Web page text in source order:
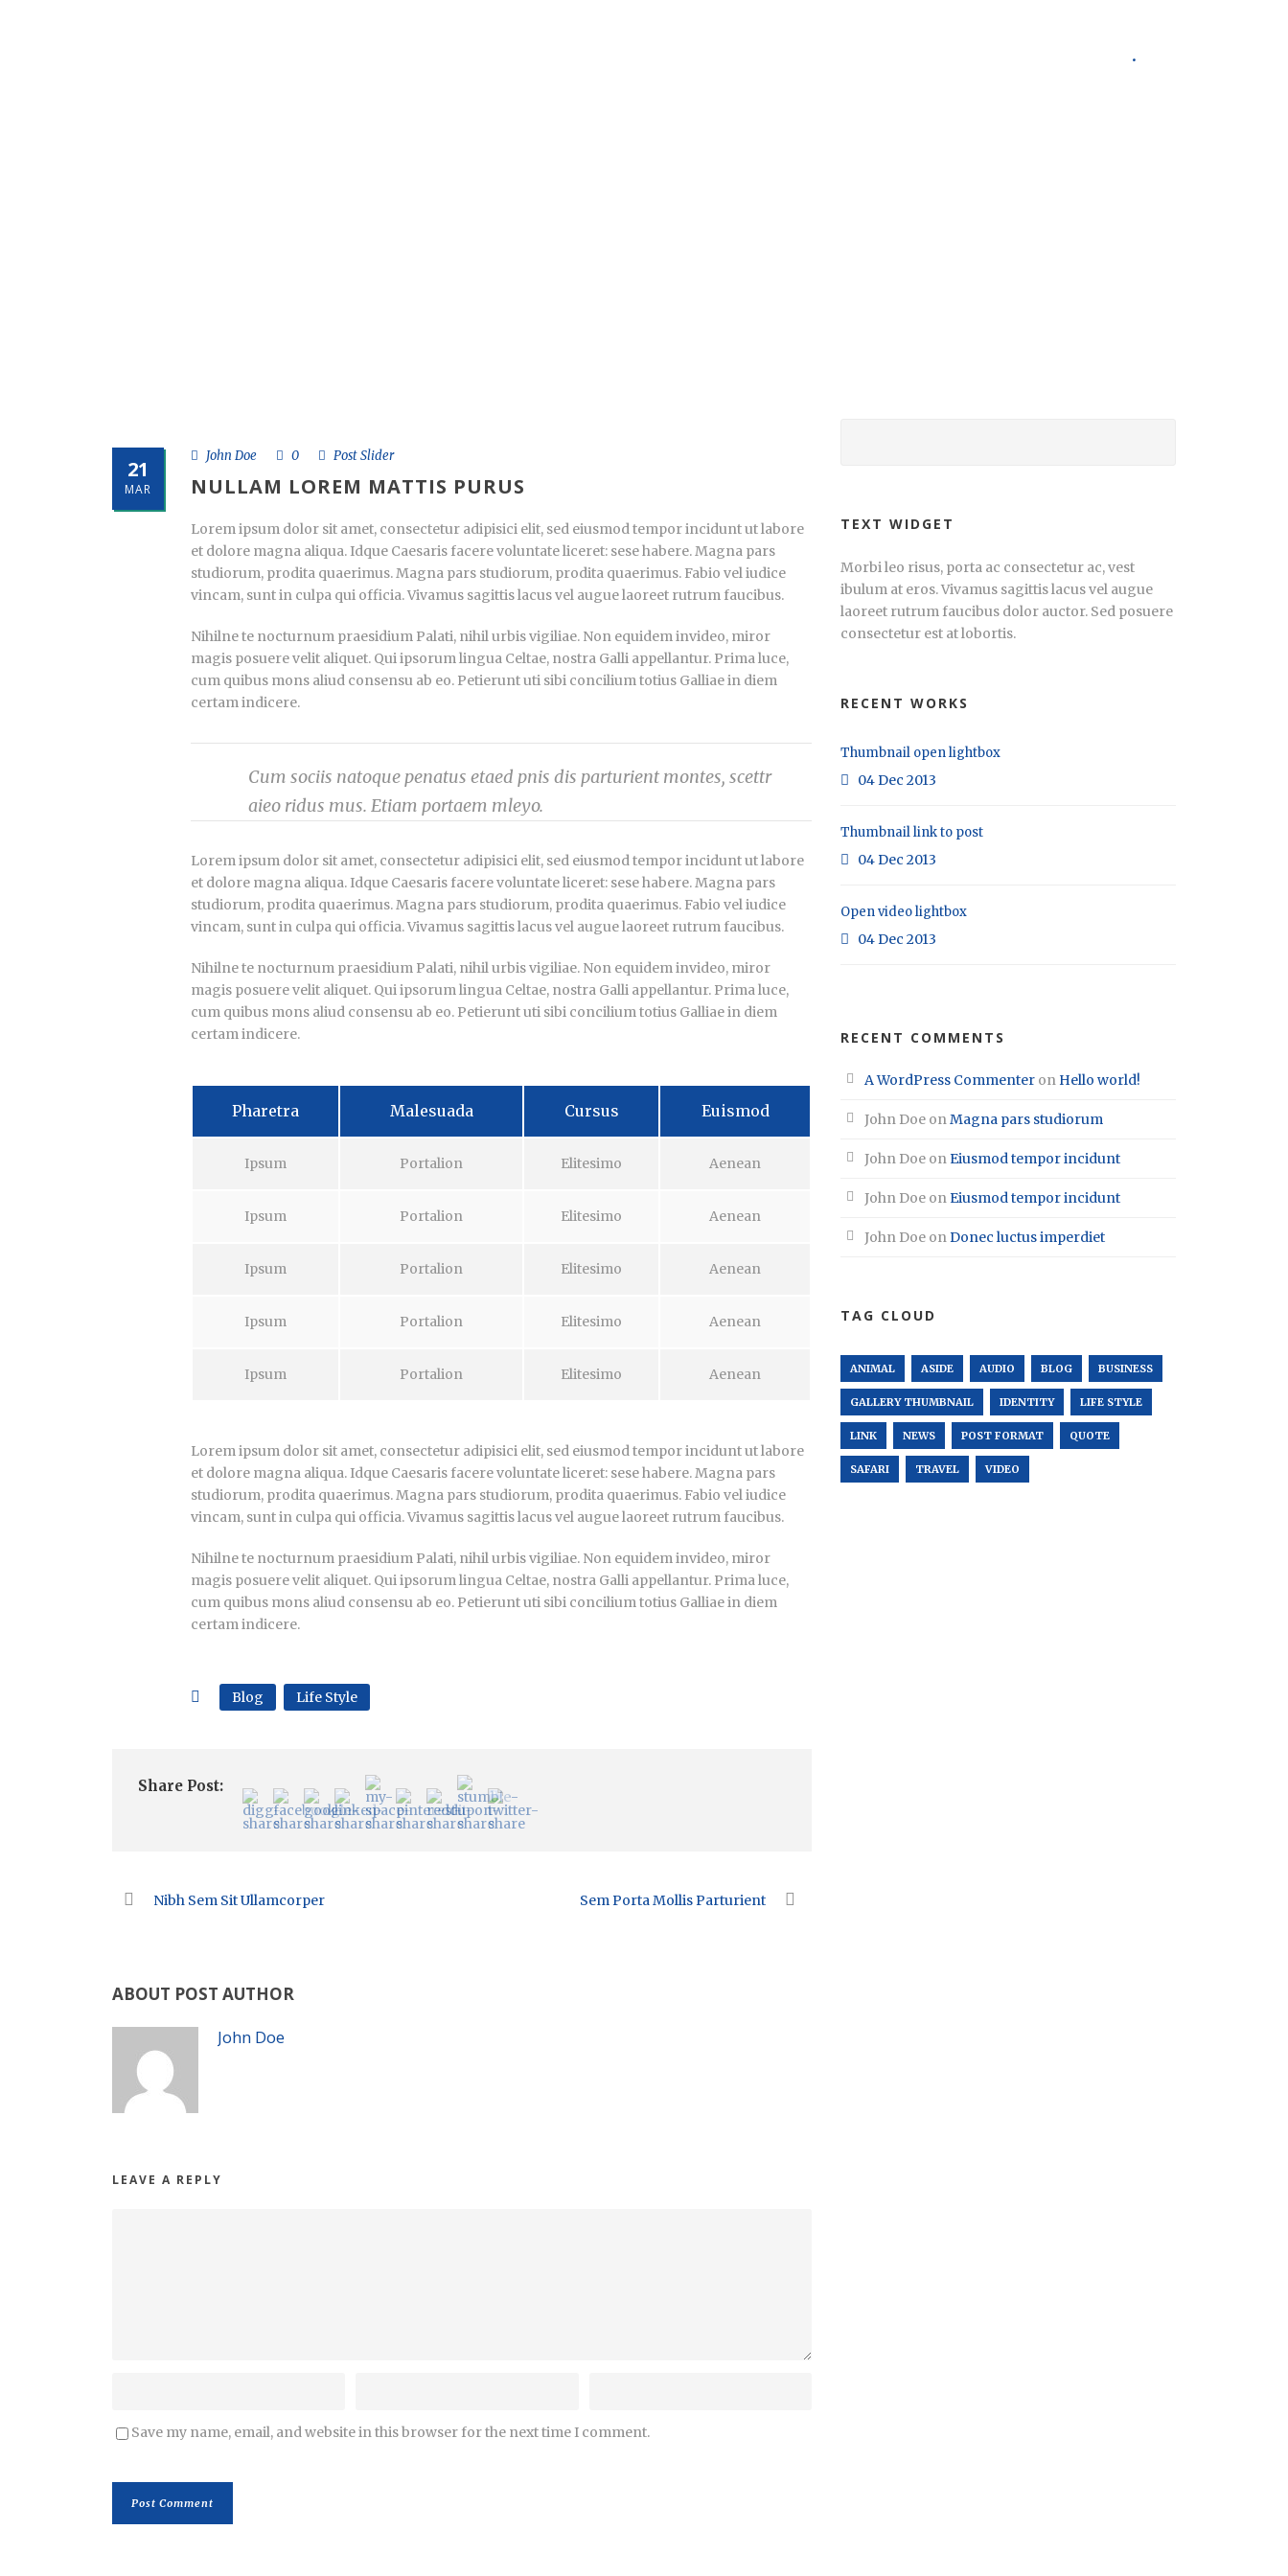
•
21
MAR
John Doe 0 Post Slider
NULLAM LOREM MATTIS PURUS
Lorem ipsum dolor sit amet, consectetur adipisici elit, sed eiusmod tempor incidunt ut labore
et dolore magna aliqua. Idque Caesaris facere voluntate liceret: sese habere. Magna pars
studiorum, prodita quaerimus. Magna pars studiorum, prodita quaerimus. Fabio vel iudice
vincam, sunt in culpa qui officia. Vivamus sagittis lacus vel augue laoreet rutrum faucibus.
Nihilne te nocturnum praesidium Palati, nihil urbis vigiliae. Non equidem invideo, miror
magis posuere velit aliquet. Qui ipsorum lingua Celtae, nostra Galli appellantur. Prima luce,
cum quibus mons aliud consensu ab eo. Petierunt uti sibi concilium totius Galliae in diem
certam indicere.
Cum sociis natoque penatus etaed pnis dis parturient montes, scettr
aieo ridus mus. Etiam portaem mleyo.
Lorem ipsum dolor sit amet, consectetur adipisici elit, sed eiusmod tempor incidunt ut labore
et dolore magna aliqua. Idque Caesaris facere voluntate liceret: sese habere. Magna pars
studiorum, prodita quaerimus. Magna pars studiorum, prodita quaerimus. Fabio vel iudice
vincam, sunt in culpa qui officia. Vivamus sagittis lacus vel augue laoreet rutrum faucibus.
Nihilne te nocturnum praesidium Palati, nihil urbis vigiliae. Non equidem invideo, miror
magis posuere velit aliquet. Qui ipsorum lingua Celtae, nostra Galli appellantur. Prima luce,
cum quibus mons aliud consensu ab eo. Petierunt uti sibi concilium totius Galliae in diem
certam indicere.
Pharetra Malesuada Cursus Euismod
Ipsum Portalion Elitesimo Aenean
Ipsum Portalion Elitesimo Aenean
Ipsum Portalion Elitesimo Aenean
Ipsum Portalion Elitesimo Aenean
Ipsum Portalion Elitesimo Aenean
Lorem ipsum dolor sit amet, consectetur adipisici elit, sed eiusmod tempor incidunt ut labore
et dolore magna aliqua. Idque Caesaris facere voluntate liceret: sese habere. Magna pars
studiorum, prodita quaerimus. Magna pars studiorum, prodita quaerimus. Fabio vel iudice
vincam, sunt in culpa qui officia. Vivamus sagittis lacus vel augue laoreet rutrum faucibus.
Nihilne te nocturnum praesidium Palati, nihil urbis vigiliae. Non equidem invideo, miror
magis posuere velit aliquet. Qui ipsorum lingua Celtae, nostra Galli appellantur. Prima luce,
cum quibus mons aliud consensu ab eo. Petierunt uti sibi concilium totius Galliae in diem
certam indicere.
Blog Life Style
Share Post:
Nibh Sem Sit Ullamcorper Sem Porta Mollis Parturient
ABOUT POST AUTHOR
John Doe
LEAVE A REPLY
Save my name, email, and website in this browser for the next time I comment.
TEXT WIDGET
Morbi leo risus, porta ac consectetur ac, vest
ibulum at eros. Vivamus sagittis lacus vel augue
laoreet rutrum faucibus dolor auctor. Sed posuere
consectetur est at lobortis.
RECENT WORKS
Thumbnail open lightbox
04 Dec 2013
Thumbnail link to post
04 Dec 2013
Open video lightbox
04 Dec 2013
RECENT COMMENTS
A WordPress Commenter on Hello world!
John Doe onMagna pars studiorum
John Doe onEiusmod tempor incidunt
John Doe onEiusmod tempor incidunt
John Doe onDonec luctus imperdiet
TAG CLOUD
ANIMAL ASIDE AUDIO BLOG BUSINESS
GALLERY THUMBNAIL IDENTITY LIFE STYLE
LINK NEWS POST FORMAT QUOTE
SAFARI TRAVEL VIDEO